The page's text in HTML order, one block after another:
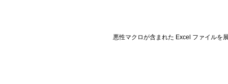
悪性マクロが含まれた Excel ファイルを